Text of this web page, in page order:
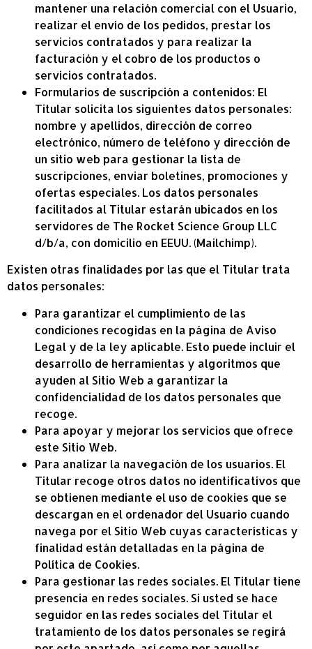
mantener una relación comercial con el Usuario,
realizar el envío de los pedidos, prestar los
servicios contratados y para realizar la
facturación y el cobro de los productos o
servicios contratados.
Formularios de suscripción a contenidos: El
Titular solicita los siguientes datos personales:
nombre y apellidos, dirección de correo
electrónico, número de teléfono y dirección de
un sitio web para gestionar la lista de
suscripciones, enviar boletines, promociones y
ofertas especiales. Los datos personales
facilitados al Titular estarán ubicados en los
servidores de The Rocket Science Group LLC
d/b/a, con domicilio en EEUU. (Mailchimp).
Existen otras finalidades por las que el Titular trata
datos personales:
Para garantizar el cumplimiento de las
condiciones recogidas en la página de Aviso
Legal y de la ley aplicable. Esto puede incluir el
desarrollo de herramientas y algoritmos que
ayuden al Sitio Web a garantizar la
confidencialidad de los datos personales que
recoge.
Para apoyar y mejorar los servicios que ofrece
este Sitio Web.
Para analizar la navegación de los usuarios. El
Titular recoge otros datos no identificativos que
se obtienen mediante el uso de cookies que se
descargan en el ordenador del Usuario cuando
navega por el Sitio Web cuyas características y
finalidad están detalladas en la página de
Política de Cookies.
Para gestionar las redes sociales. El Titular tiene
presencia en redes sociales. Si usted se hace
seguidor en las redes sociales del Titular el
tratamiento de los datos personales se regirá